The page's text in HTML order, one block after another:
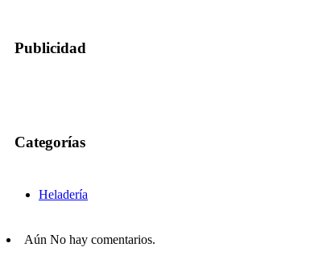
Publicidad
Categorías
Heladería
Aún No hay comentarios.